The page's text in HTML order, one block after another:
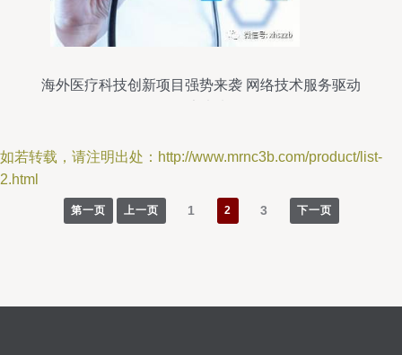
海外医疗科技创新项目强势来袭 网络技术服务驱动
如若转载，请注明出处：http://www.mrnc3b.com/product/list-
2.html
第一页 上一页 1 2 3 下一页